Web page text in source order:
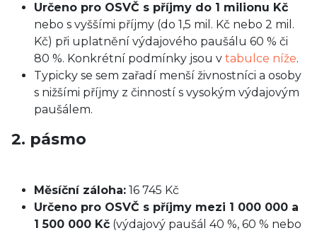
Určeno pro OSVČ s příjmy do 1 milionu Kč
nebo s vyššími příjmy (do 1,5 mil. Kč nebo 2 mil.
Kč) při uplatnění výdajového paušálu 60 % či
80 %. Konkrétní podmínky jsou v tabulce níže.
Typicky se sem zařadí menší živnostníci a osoby
s nižšími příjmy z činností s vysokým výdajovým
paušálem.
2. pásmo
Měsíční záloha: 16 745 Kč
Určeno pro OSVČ s příjmy mezi 1 000 000 a
1 500 000 Kč (výdajový paušál 40 %, 60 % nebo